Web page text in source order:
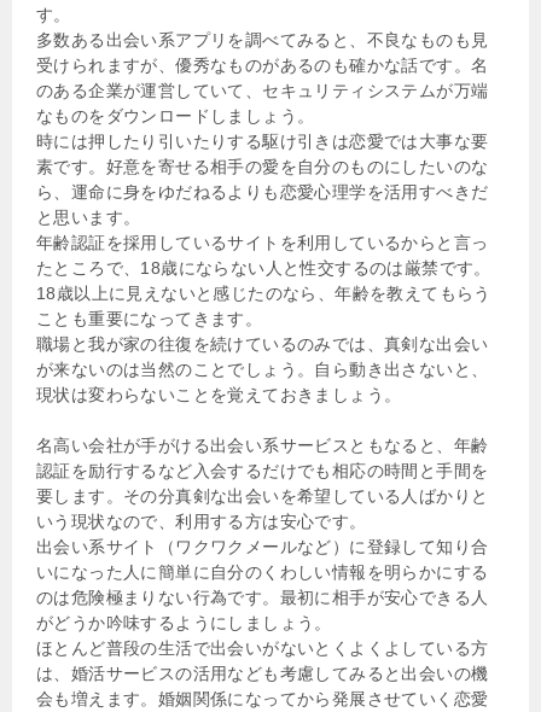
す。
多数ある出会い系アプリを調べてみると、不良なものも見
受けられますが、優秀なものがあるのも確かな話です。名
のある企業が運営していて、セキュリティシステムが万端
なものをダウンロードしましょう。
時には押したり引いたりする駆け引きは恋愛では大事な要
素です。好意を寄せる相手の愛を自分のものにしたいのな
ら、運命に身をゆだねるよりも恋愛心理学を活用すべきだ
と思います。
年齢認証を採用しているサイトを利用しているからと言っ
たところで、18歳にならない人と性交するのは厳禁です。
18歳以上に見えないと感じたのなら、年齢を教えてもらう
ことも重要になってきます。
職場と我が家の往復を続けているのみでは、真剣な出会い
が来ないのは当然のことでしょう。自ら動き出さないと、
現状は変わらないことを覚えておきましょう。
名高い会社が手がける出会い系サービスともなると、年齢
認証を励行するなど入会するだけでも相応の時間と手間を
要します。その分真剣な出会いを希望している人ばかりと
いう現状なので、利用する方は安心です。
出会い系サイト（ワクワクメールなど）に登録して知り合
いになった人に簡単に自分のくわしい情報を明らかにする
のは危険極まりない行為です。最初に相手が安心できる人
がどうか吟味するようにしましょう。
ほとんど普段の生活で出会いがないとくよくよしている方
は、婚活サービスの活用なども考慮してみると出会いの機
会も増えます。婚姻関係になってから発展させていく恋愛